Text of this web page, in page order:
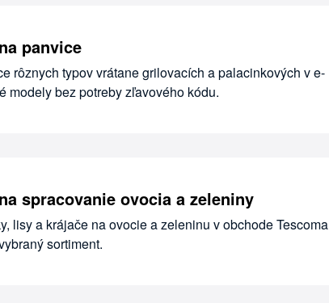
panvice
rôznych typov vrátane grilovacích a palacinkových v e-
modely bez potreby zľavového kódu.
spracovanie ovocia a zeleniny
lisy a krájače na ovocie a zeleninu v obchode Tescoma
sortiment.